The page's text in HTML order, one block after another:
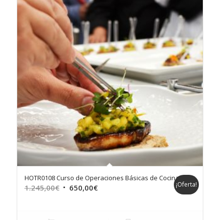
HOTR0108 Curso de Operaciones Básicas de Cocina
1.245,00€ El 650,00€El
¡Oferta!